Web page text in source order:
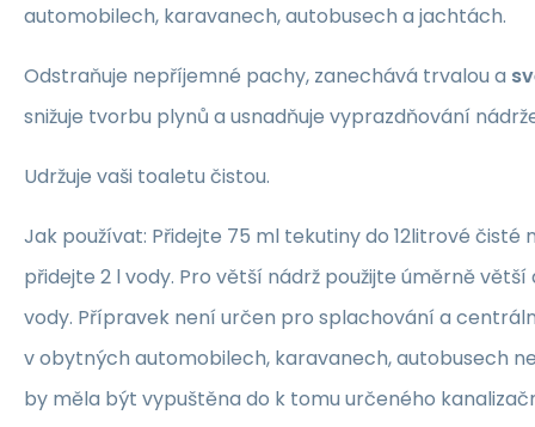
automobilech, karavanech, autobusech a jachtách.
Odstraňuje nepříjemné pachy, zanechává trvalou a
snižuje tvorbu plynů a usnadňuje vyprazdňování
Udržuje vaši toaletu čistou.
Jak používat: Přidejte 75 ml tekutiny do 12litrové čisté
přidejte 2 l vody. Pro větší nádrž použijte úměrně
vody. Přípravek není určen pro splachování a
v obytných automobilech, karavanech, autobusech
by měla být vypuštěna do k tomu určeného